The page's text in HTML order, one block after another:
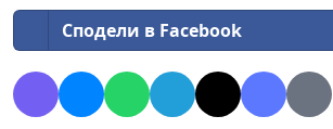
Сподели в Facebook